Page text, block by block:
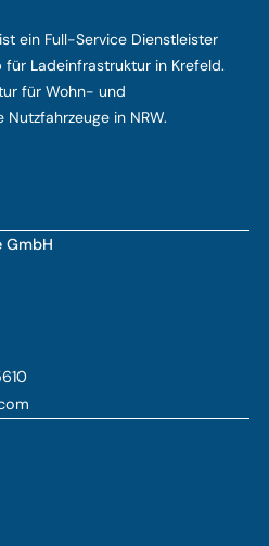
ein Full-Service Dienstleister
Ladeinfrastruktur in Krefeld.
für Wohn- und
in NRW.
GmbH